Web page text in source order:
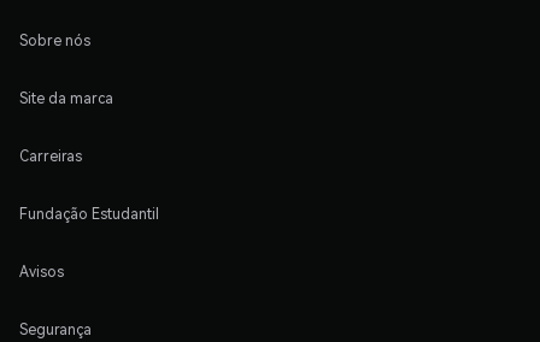
Sobre nós
Site da marca
Carreiras
Fundação Estudantil
Avisos
Segurança